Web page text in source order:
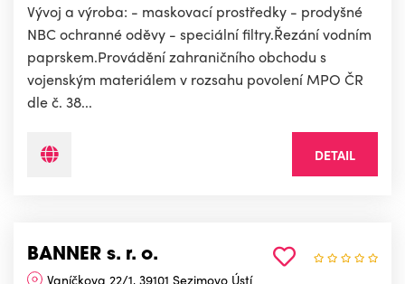
Vývoj a výroba: - maskovací prostředky - prodyšné
NBC ochranné oděvy - speciální filtry.Řezání vodním
paprskem.Provádění zahraničního obchodu s
vojenským materiálem v rozsahu povolení MPO ČR
dle č. 38...
DETAIL
BANNER s. r. o.
Vaníčkova 22/1, 39101 Sezimovo Ústí